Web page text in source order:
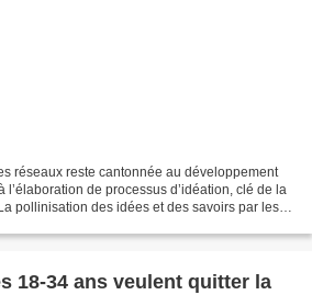
réseaux reste cantonnée au développement
l’élaboration de processus d’idéation, clé de la
pollinisation des idées et des savoirs par les
18-34 ans veulent quitter la